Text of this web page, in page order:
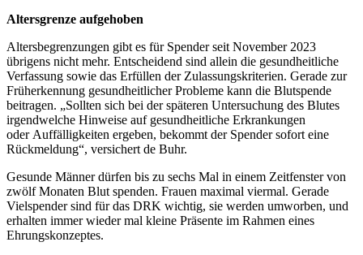
Altersgrenze aufgehoben
Altersbegrenzungen gibt es für Spender seit November 2023
übrigens nicht mehr. Entscheidend sind allein die gesundheitliche
Verfassung sowie das Erfüllen der Zulassungskriterien. Gerade zur
Früherkennung gesundheitlicher Probleme kann die Blutspende
beitragen. „Sollten sich bei der späteren Untersuchung des Blutes
irgendwelche Hinweise auf gesundheitliche Erkrankungen
oder Auffälligkeiten ergeben, bekommt der Spender sofort eine
Rückmeldung“, versichert de Buhr.
Gesunde Männer dürfen bis zu sechs Mal in einem Zeitfenster von
zwölf Monaten Blut spenden. Frauen maximal viermal. Gerade
Vielspender sind für das DRK wichtig, sie werden umworben, und
erhalten immer wieder mal kleine Präsente im Rahmen eines
Ehrungskonzeptes.